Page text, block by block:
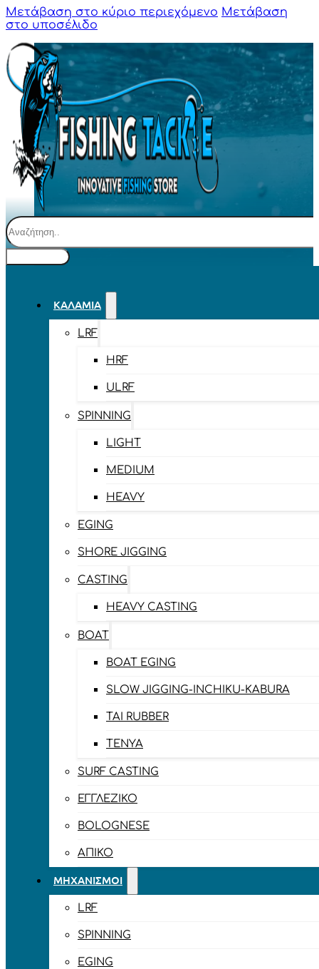
Μετάβαση στο κύριο περιεχόμενο Μετάβαση
στο υποσέλιδο
Αναζήτηση
ΚΑΛΆΜΙΑ
LRF
HRF
ULRF
SPINNING
LIGHT
MEDIUM
HEAVY
EGING
SHORE JIGGING
CASTING
HEAVY CASTING
BOAT
BOAT EGING
SLOW JIGGING-INCHIKU-KABURA
TAI RUBBER
TENYA
SURF CASTING
ΕΓΓΛΈΖΙΚΟ
BOLOGNESE
ΑΠΊΚΟ
ΜΗΧΑΝΙΣΜΟΊ
LRF
SPINNING
EGING